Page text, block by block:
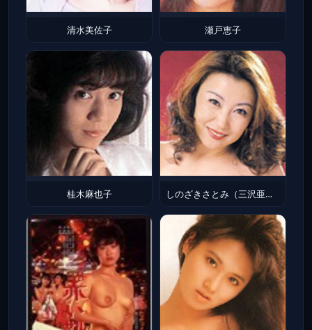
清水美佐子 瀬戸恵子
桂木麻也子 しのざきさとみ（三沢亜也）